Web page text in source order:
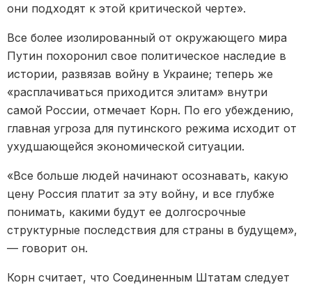
они подходят к этой критической черте».
Все более изолированный от окружающего мира
Путин похоронил свое политическое наследие в
истории, развязав войну в Украине; теперь же
«расплачиваться приходится элитам» внутри
самой России, отмечает Корн. По его убеждению,
главная угроза для путинского режима исходит от
ухудшающейся экономической ситуации.
«Все больше людей начинают осознавать, какую
цену Россия платит за эту войну, и все глубже
понимать, какими будут ее долгосрочные
структурные последствия для страны в будущем»,
— говорит он.
Корн считает, что Соединенным Штатам следует